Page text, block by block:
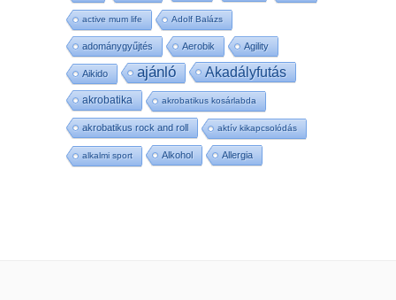
active mum life Adolf Balázs
adománygyűjtés Aerobik Agility
Aikido ajánló Akadályfutás
akrobatika akrobatikus kosárlabda
akrobatikus rock and roll aktív kikapcsolódás
alkalmi sport Alkohol Allergia